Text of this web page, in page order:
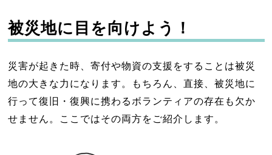
被災地に目を向けよう！
災害が起きた時、寄付や物資の支援をすることは被災
地の大きな力になります。もちろん、直接、被災地に
行って復旧・復興に携わるボランティアの存在も欠か
せません。ここではその両方をご紹介します。